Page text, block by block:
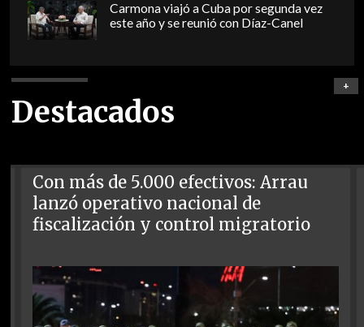
Carmona viajó a Cuba por segunda vez
este año y se reunió con Díaz-Canel
Destacados
+
Con más de 5.000 efectivos: Arrau
lanzó operativo nacional de
fiscalización y control migratorio